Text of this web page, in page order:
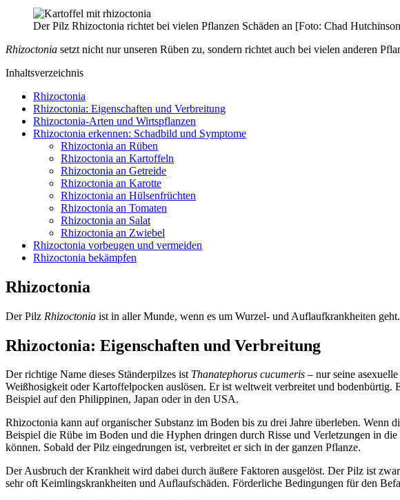
Der Pilz Rhizoctonia richtet bei vielen Pflanzen Schäden an [Foto: Chad
Rhizoctonia setzt nicht nur unseren Rüben zu, sondern richtet auch bei vielen anderen
Inhaltsverzeichnis
Rhizoctonia
Rhizoctonia: Eigenschaften und Verbreitung
Rhizoctonia-Arten und Wirtspflanzen
Rhizoctonia erkennen: Schadbild und Symptome
Rhizoctonia an Rüben
Rhizoctonia an Kartoffeln
Rhizoctonia an Getreide
Rhizoctonia an Karotte
Rhizoctonia an Hülsenfrüchten
Rhizoctonia an Tomaten
Rhizoctonia an Salat
Rhizoctonia an Zwiebel
Rhizoctonia vorbeugen und vermeiden
Rhizoctonia bekämpfen
Rhizoctonia
Der Pilz Rhizoctonia ist in aller Munde, wenn es um Wurzel- und Auflaufkrankheiten
Rhizoctonia: Eigenschaften und Verbreitung
Der richtige Name dieses Ständerpilzes ist Thanatephorus cucumeris – nur seine
Weißhosigkeit oder Kartoffelpocken auslösen. Er ist weltweit verbreitet und bodenbürtig.
Beispiel auf den Philippinen, Japan oder in den USA.
Rhizoctonia kann auf organischer Substanz im Boden bis zu drei Jahre überleben.
Beispiel die Rübe im Boden und die Hyphen dringen durch Risse und Verletzungen in
können. Sobald der Pilz eingedrungen ist, verbreitet er sich in der ganzen Pflanze.
Der Ausbruch der Krankheit wird dabei durch äußere Faktoren ausgelöst. Der Pilz ist
sehr oft Keimlingskrankheiten und Auflaufschäden. Förderliche Bedingungen für den